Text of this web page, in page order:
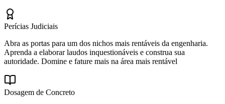
Perícias Judiciais
Abra as portas para um dos nichos mais rentáveis da engenharia.
Aprenda a elaborar laudos inquestionáveis e construa sua
autoridade. Domine e fature mais na área mais rentável
Dosagem de Concreto